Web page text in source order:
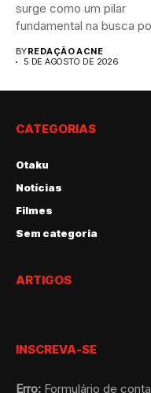
surge como um pilar
fundamental na busca
BYREDAÇÃO ACNE
5 DE AGOSTO DE 2026
CATEGORIAS
Otaku
Notícias
Filmes
Sem categoria
ARTIGOS
INSCREVA-SE
Erro: Formulário de